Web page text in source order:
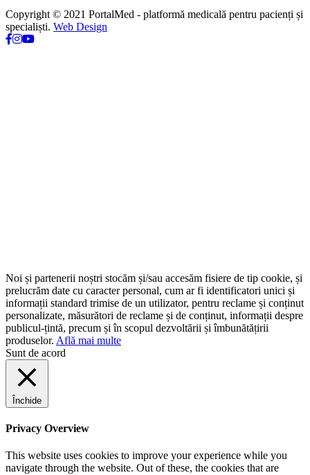
Copyright © 2021 PortalMed - platformă medicală pentru pacienți și
specialiști. Web Design
Noi și partenerii noștri stocăm și/sau accesăm fisiere de tip cookie, și
prelucrăm date cu caracter personal, cum ar fi identificatori unici și
informații standard trimise de un utilizator, pentru reclame și conținut
personalizate, măsurători de reclame și de conținut, informații despre
publicul-țintă, precum și în scopul dezvoltării și îmbunătățirii
produselor. Află mai multe
Sunt de acord
Închide
Privacy Overview
This website uses cookies to improve your experience while you
navigate through the website. Out of these, the cookies that are